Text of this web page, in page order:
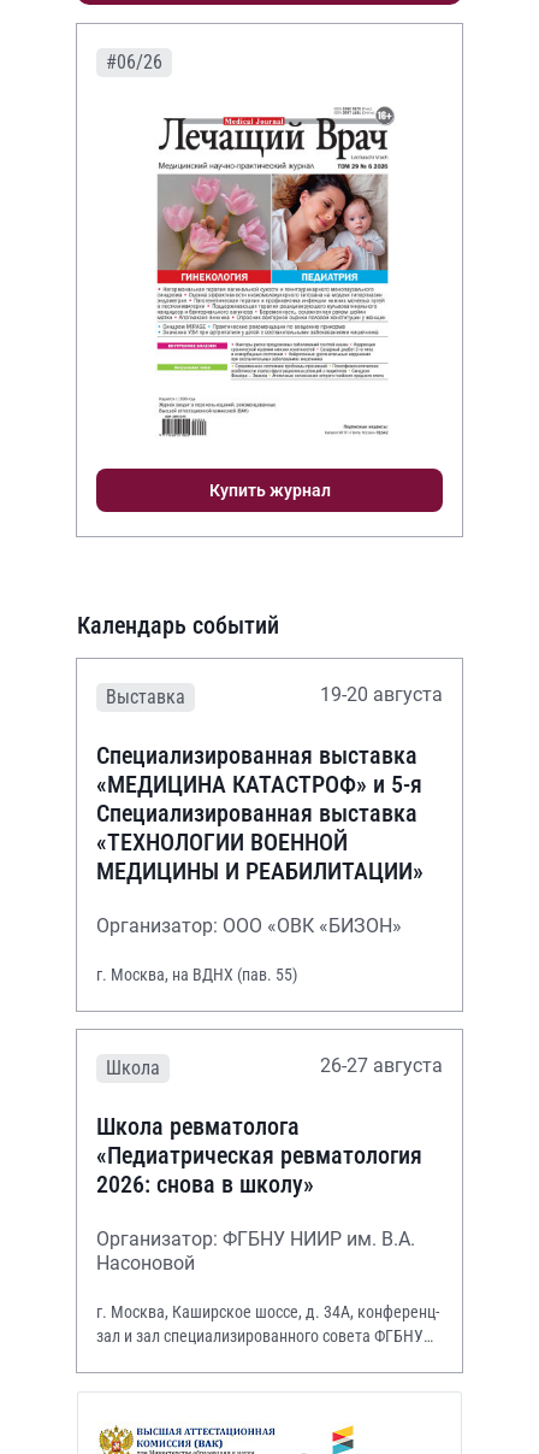
#06/26
Купить журнал
Календарь событий
Выставка 19-20 августа
Специализированная выставка
«МЕДИЦИНА КАТАСТРОФ» и 5-я
Специализированная выставка
«ТЕХНОЛОГИИ ВОЕННОЙ
МЕДИЦИНЫ И РЕАБИЛИТАЦИИ»
Организатор: ООО «ОВК «БИЗОН»
г. Москва, на ВДНХ (пав. 55)
Школа 26-27 августа
Школа ревматолога
«Педиатрическая ревматология
2026: снова в школу»
Организатор: ФГБНУ НИИР им. В.А.
Насоновой
г. Москва, Каширское шоссе, д. 34А, конференц-
зал и зал специализированного совета ФГБНУ